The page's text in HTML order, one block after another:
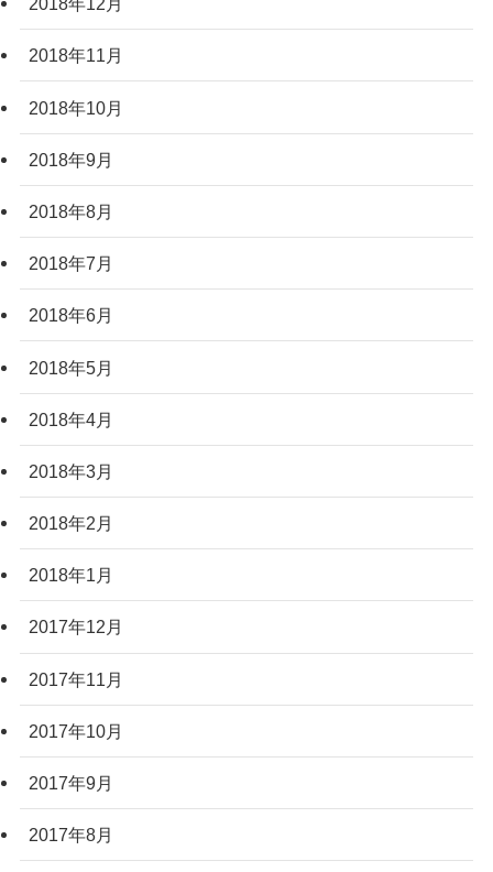
2018年11月
2018年10月
2018年9月
2018年8月
2018年7月
2018年6月
2018年5月
2018年4月
2018年3月
2018年2月
2018年1月
2017年12月
2017年11月
2017年10月
2017年9月
2017年8月